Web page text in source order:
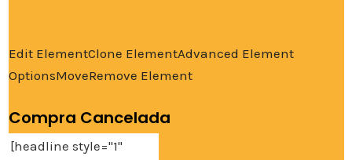
Edit ElementClone ElementAdvanced Element
OptionsMoveRemove Element
Compra Cancelada